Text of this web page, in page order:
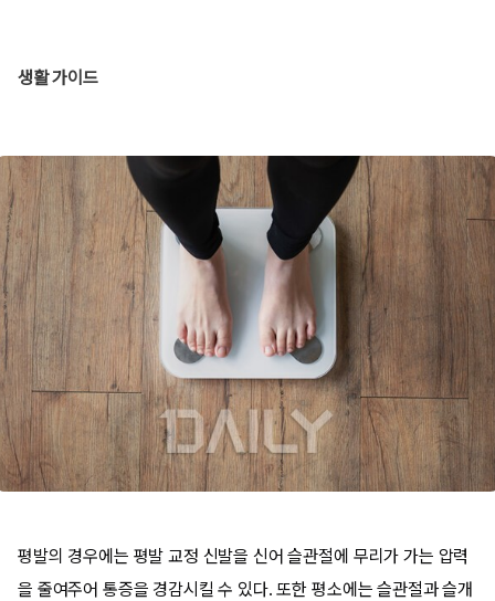
생활 가이드
평발의 경우에는 평발 교정 신발을 신어 슬관절에 무리가 가는 압력
을 줄여주어 통증을 경감시킬 수 있다. 또한 평소에는 슬관절과 슬개